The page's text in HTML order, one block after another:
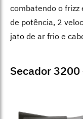
combatendo o
de potência, 2
jato de ar frio e
Secador